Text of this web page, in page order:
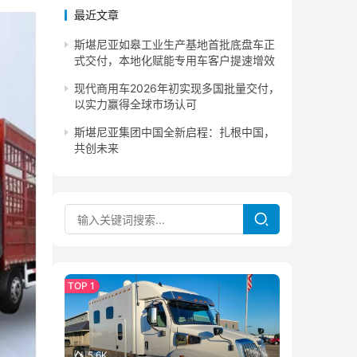
最近文章
斯堪尼亚如皋工业生产基地首批底盘车正
式交付，本地化赋能专用车客户提速增效
现代商用车2026年初实现多国批量交付，
以实力赢得全球市场认可
斯堪尼亚集团中国全新启程：扎根中国，
共创未来